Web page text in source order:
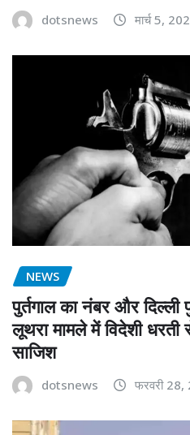
dotsnews मार्च 5,
NEWS
पुर्तगाल का नंबर और दिल्ली
लूथरा मामले में विदेशी धरती
साजिश
dotsnews फरवरी 28,